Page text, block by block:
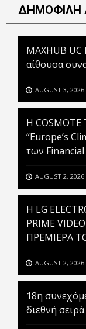
ΔΗΜΟΦΙΛΗ
MAXHUB
αίθουσα
AUGUST 3, 2026
Η COSMOTE
“Europe’s
των
AUGUST 2, 2026
H LG
PRIME
ΠΡΕΜΙΕΡΑ
AUGUST 2, 2026
18η
διεθνή